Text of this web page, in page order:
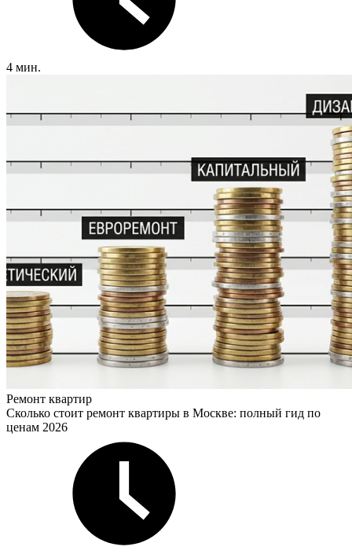
4 мин.
Ремонт квартир
Сколько стоит ремонт квартиры в Москве: полный гид по
ценам 2026